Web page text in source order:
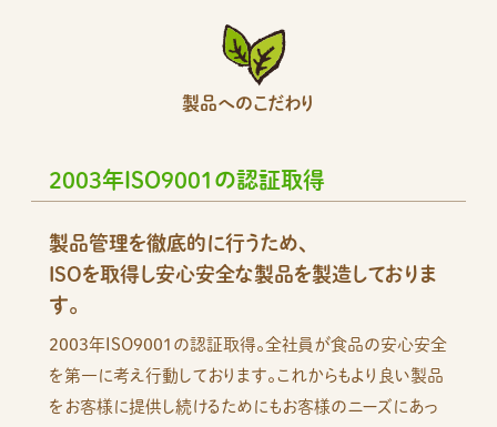
製品へのこだわり
2003年ISO9001の認証取得
製品管理を徹底的に行うため、
ISOを取得し安心安全な製品を製造しておりま
す。
2003年ISO9001の認証取得。全社員が食品の安心安全
を第一に考え行動しております。これからもより良い製品
をお客様に提供し続けるためにもお客様のニーズにあっ